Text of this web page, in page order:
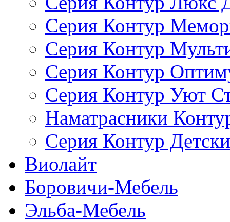
Серия Контур
Серия Контур
Серия Контур
Серия Контур Уют
Наматрасники
Серия Контур
Виолайт
Боровичи-Мебель
Эльба-Мебель